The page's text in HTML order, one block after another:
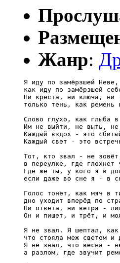
Жанр:
Я иду по замёрзшей Неве,
как иду по замёрзшей
Ни креста, ни ключа, ни
только тень, как ремень
Слово глухо, как глыба в
Им не выйти, не выть, не
Каждый вздох - это
Каждый свет - это
Тот, кто звал - не
в переулке, где глохнет
Где же ты, у кого я в
если даже во сне я - в
Голос тонет, как мяч в
дно уходит вперёд по
Ни ответа, ни ветра -
Он и пишет, и трёт, и
Я не звал. Я шептал, как
что стояла меж светом и
Я не знал, что весна -
а разлом, где звучит